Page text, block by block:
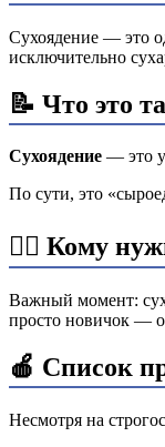
Сухоядение — это
исключительно
📝 Что это
Сухоядение — это
По сути, это
🕵️‍♂️ Кому
Важный момент:
просто новичок —
🍎 Список
Несмотря на